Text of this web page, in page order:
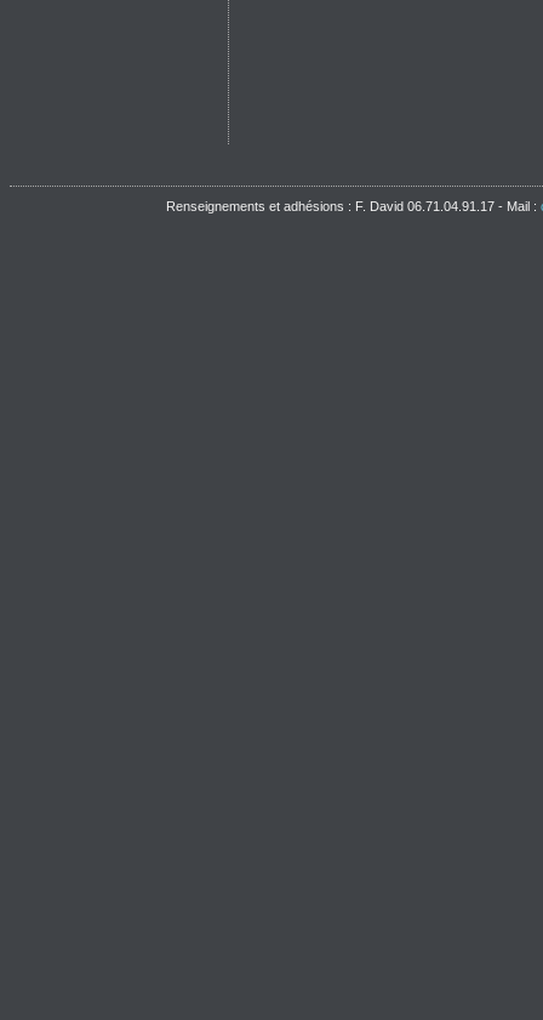
Renseignements et adhésions : F. David 06.71.04.91.17 - Mail :